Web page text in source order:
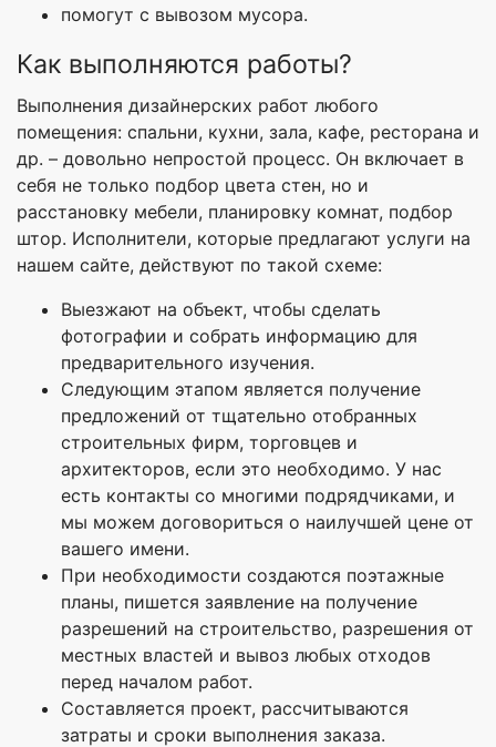
помогут с вывозом мусора.
Как выполняются работы?
Выполнения дизайнерских работ любого
помещения: спальни, кухни, зала, кафе, ресторана и
др. – довольно непростой процесс. Он включает в
себя не только подбор цвета стен, но и
расстановку мебели, планировку комнат, подбор
штор. Исполнители, которые предлагают услуги на
нашем сайте, действуют по такой схеме:
Выезжают на объект, чтобы сделать
фотографии и собрать информацию для
предварительного изучения.
Следующим этапом является получение
предложений от тщательно отобранных
строительных фирм, торговцев и
архитекторов, если это необходимо. У нас
есть контакты со многими подрядчиками, и
мы можем договориться о наилучшей цене от
вашего имени.
При необходимости создаются поэтажные
планы, пишется заявление на получение
разрешений на строительство, разрешения от
местных властей и вывоз любых отходов
перед началом работ.
Составляется проект, рассчитываются
затраты и сроки выполнения заказа.